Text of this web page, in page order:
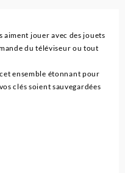
aiment jouer avec des jouets
du téléviseur ou tout
ensemble étonnant pour
clés soient sauvegardées